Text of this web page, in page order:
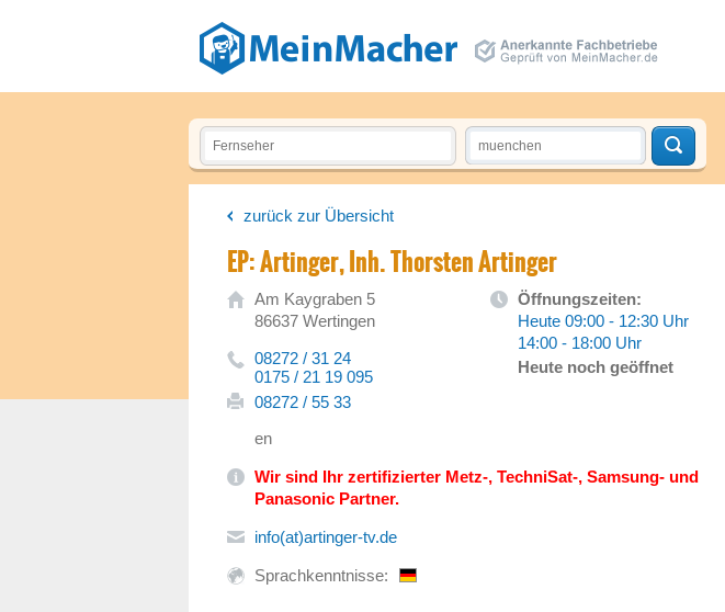
zurück zur Übersicht
EP: Artinger, Inh. Thorsten Artinger
Am Kaygraben 5
86637 Wertingen
08272 / 31 24
0175 / 21 19 095
08272 / 55 33
Öffnungszeiten:
Heute 09:00 - 12:30 Uhr
14:00 - 18:00 Uhr
Heute noch geöffnet
en
Wir sind Ihr zertifizierter Metz-, TechniSat-, Samsung- und
Panasonic Partner.
info(at)artinger-tv.de
Sprachkenntnisse: